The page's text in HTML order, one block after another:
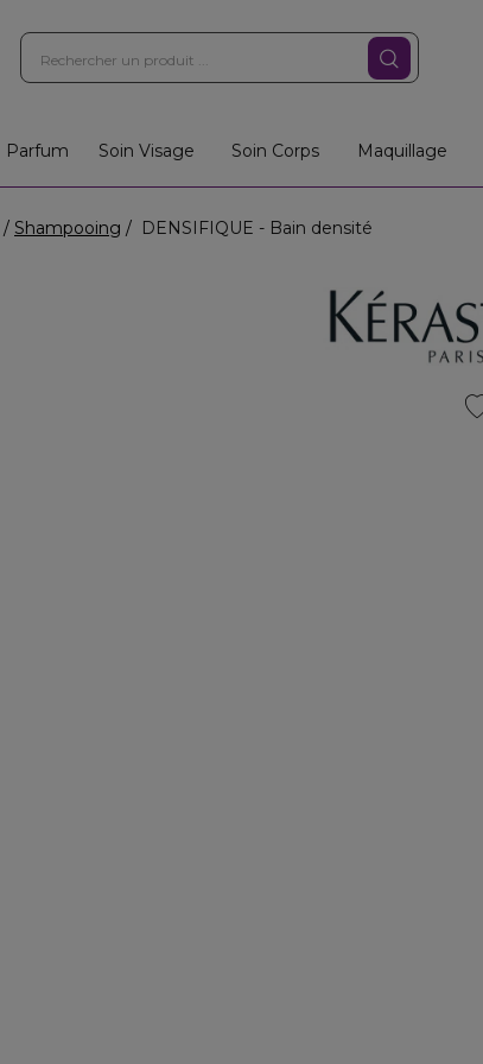
Parfum Soin Visage Soin Corps Maquillage
Shampooing DENSIFIQUE - Bain densité